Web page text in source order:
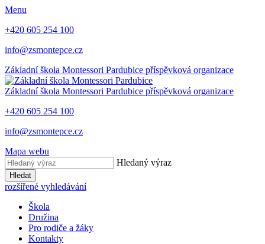
Menu
+420 605 254 100
info@zsmontepce.cz
Základní škola Montessori Pardubice příspěvková organizace
Základní škola Montessori Pardubice příspěvková organizace
+420 605 254 100
info@zsmontepce.cz
Mapa webu
Hledaný výraz
Hledat
rozšířené vyhledávání
Škola
Družina
Pro rodiče a žáky
Kontakty